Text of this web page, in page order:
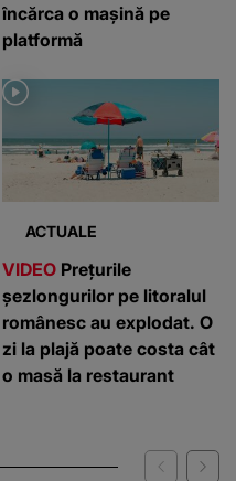
încărca o mașină pe
platformă
ACTUALE
VIDEO Prețurile
șezlongurilor pe litoralul
românesc au explodat. O
zi la plajă poate costa cât
o masă la restaurant